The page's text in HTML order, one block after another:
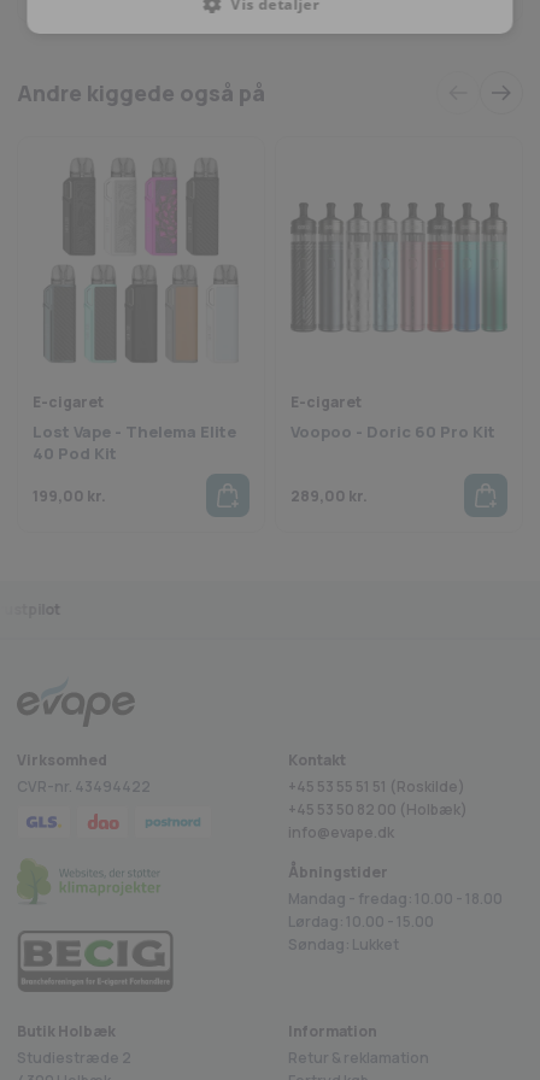
Perfekt til både nye og erfarne dampere, der ønsker
Se også det øvrige udvalg af Voopoo produkter her!
Andre kiggede også på
E-cigaret
Lost Vape - Thelema Elite
40 Pod Kit
199,00 kr.
E-cigaret
Voopoo - Doric 60 Pro Kit
289,00 kr.
Virksomhed
CVR-nr. 43494422
Kontakt
+45 53 55 51 51 (Roskilde)
+45 53 50 82 00 (Holbæk)
info@evape.dk
Åbningstider
Mandag - fredag: 10.00 - 18.00
Lørdag: 10.00 - 15.00
Søndag: Lukket
Butik Holbæk
Studiestræde 2
Information
Retur & reklamation
Vis detaljer